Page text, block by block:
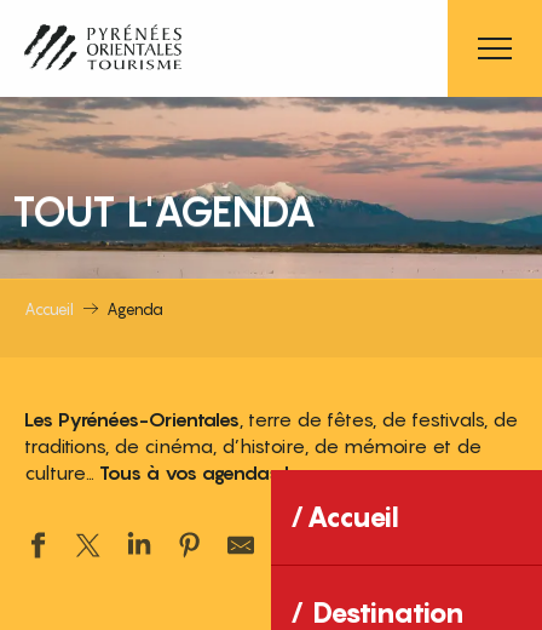
contenu
principal
Accueil
Destination
TOUT L'AGENDA
Accueil Agenda
Les Pyrénées-Orientales , terre de fêtes, de festivals, de
traditions, de cinéma, d’histoire, de mémoire et de
culture… Tous à vos agendas !